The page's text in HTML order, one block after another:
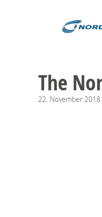
The
22. November 2018